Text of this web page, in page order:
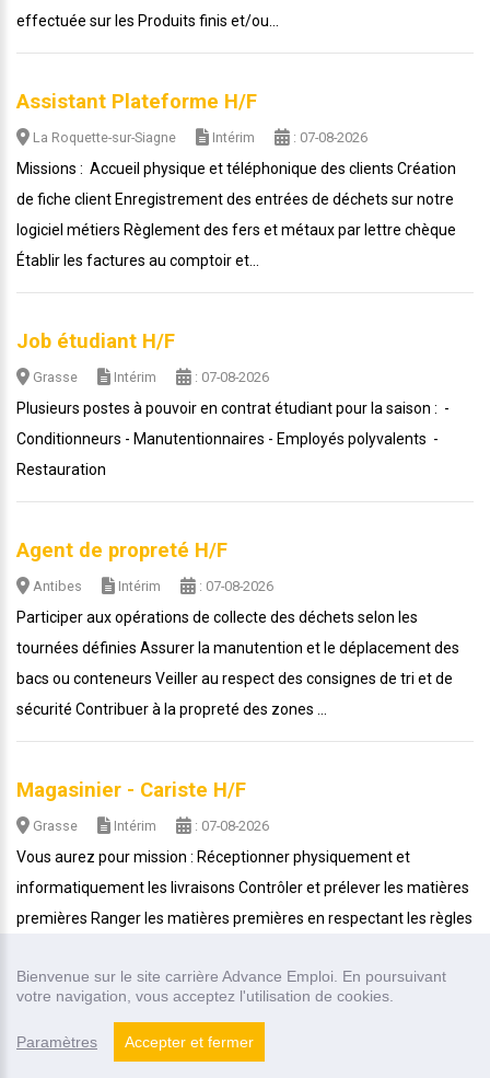
Bienvenue sur le site carrière Advance Emploi. En poursuivant
votre navigation, vous acceptez l'utilisation de cookies.
Paramètres Accepter et fermer
effectuée sur les Produits finis et/ou...
Assistant Plateforme H/F
La Roquette-sur-Siagne Intérim : 07-08-2026
Missions : Accueil physique et téléphonique des clients Création
de fiche client Enregistrement des entrées de déchets sur notre
logiciel métiers Règlement des fers et métaux par lettre chèque
Établir les factures au comptoir et...
Job étudiant H/F
Grasse Intérim : 07-08-2026
Plusieurs postes à pouvoir en contrat étudiant pour la saison : -
Conditionneurs - Manutentionnaires - Employés polyvalents -
Restauration
Agent de propreté H/F
Antibes Intérim : 07-08-2026
Participer aux opérations de collecte des déchets selon les
tournées définies Assurer la manutention et le déplacement des
bacs ou conteneurs Veiller au respect des consignes de tri et de
sécurité Contribuer à la propreté des zones ...
Magasinier - Cariste H/F
Grasse Intérim : 07-08-2026
Vous aurez pour mission : Réceptionner physiquement et
informatiquement les livraisons Contrôler et prélever les matières
premières Ranger les matières premières en respectant les règles
Agent de Pesée H/F
Intérim : 07-08-2026